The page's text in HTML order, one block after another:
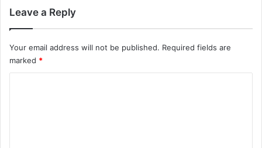
Leave a Reply
Your email address will not be published. Required fields are
marked *